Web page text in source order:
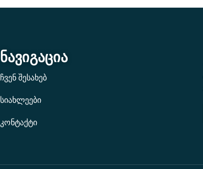
ნავიგაცია
ჩვენ შესახებ
სიახლეები
კონტაქტი